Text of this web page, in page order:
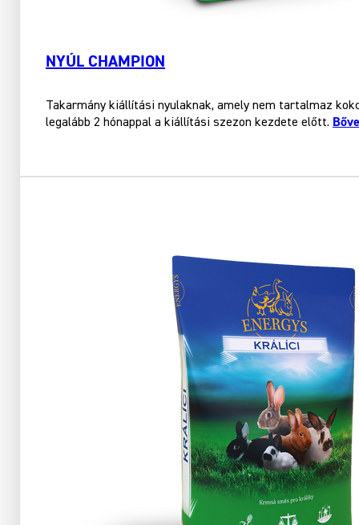
NYÚL CHAMPION
Takarmány kiállítási nyulaknak, amely nem tartalmaz
legalább 2 hónappal a kiállítási szezon kezdete előtt.